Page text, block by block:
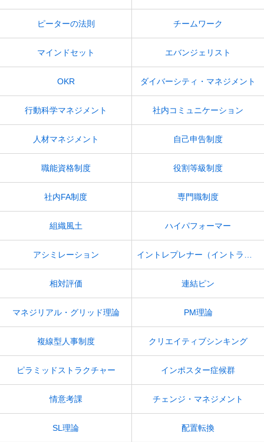
ピーターの法則 チームワーク
マインドセット エバンジェリスト
OKR ダイバーシティ・マネジメント
行動科学マネジメント 社内コミュニケーション
人材マネジメント 自己申告制度
職能資格制度 役割等級制度
社内FA制度 専門職制度
組織風土 ハイパフォーマー
アシミレーション
相対評価 連結ピン
マネジリアル・グリッド理論 PM理論
複線型人事制度 クリエイティブシンキング
ピラミッドストラクチャー インポスター症候群
情意考課 チェンジ・マネジメント
SL理論 配置転換